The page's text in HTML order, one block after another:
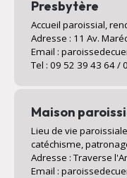
Presbytère
Accueil paroissial,
Adresse : 11 Av.
Email :
Tel : 09 52 39 43 64 /
Maison
Lieu de vie
catéchisme,
Adresse : Traverse
Email :